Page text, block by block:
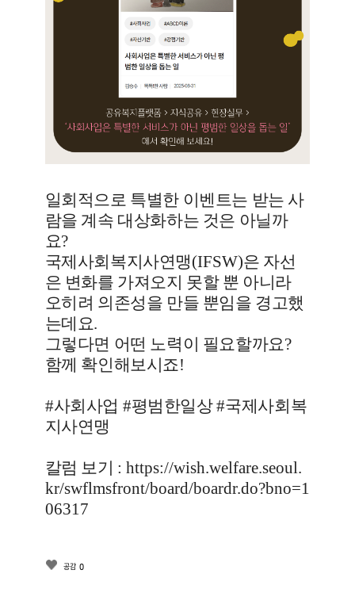
일회적으로 특별한 이벤트는 받는 사
람을 계속 대상화하는 것은 아닐까
요?
국제사회복지사연맹(IFSW)은 자선
은 변화를 가져오지 못할 뿐 아니라
오히려 의존성을 만들 뿐임을 경고했
는데요.
그렇다면 어떤 노력이 필요할까요?
함께 확인해보시죠!
#사회사업 #평범한일상#국제사회복
지사연맹
칼럼 보기 :https://wish.welfare.seoul.
kr/swflmsfront/board/boardr.do?bno=1
06317
공감 0